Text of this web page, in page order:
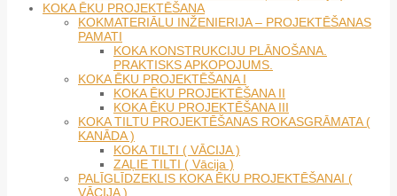
KOKA ĒKU PROJEKTĒŠANA
KOKMATERIĀLU INŽENIERIJA – PROJEKTĒŠANAS
PAMATI
KOKA KONSTRUKCIJU PLĀNOŠANA.
PRAKTISKS APKOPOJUMS.
KOKA ĒKU PROJEKTĒŠANA I
KOKA ĒKU PROJEKTĒŠANA II
KOKA ĒKU PROJEKTĒŠANA III
KOKA TILTU PROJEKTĒŠANAS ROKASGRĀMATA (
KANĀDA )
KOKA TILTI ( VĀCIJA )
ZAĻIE TILTI ( Vācija )
PALĪGLĪDZEKLIS KOKA ĒKU PROJEKTĒŠANAI (
VĀCIJA )